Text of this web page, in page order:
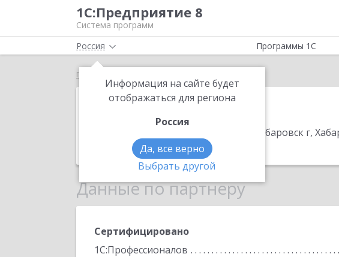
1С:Предприятие 8
Система программ
Россия
Информация на сайте будет
отображаться для региона
Россия
Да, все верно
Выбрать другой
Программы 1С
Главная
НИКС
680009, Хабаровский край, Хабаровск г,
Телефон: +7 (4212) 38-1919
Данные по партнеру
Сертифицировано
1С:Профессионалов